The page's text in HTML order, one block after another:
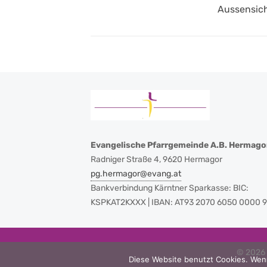
Previous
Evangelische Pfarrgemeinde A.B.
Radniger Straße 4, 9620 Hermagor
pg.hermagor@evang.at
Bankverbindung Kärntner Sparkasse: BIC:
KSPKAT2KXXX | IBAN: AT93 2070 6050 0000
© 2026
Diese Website benutzt Cookies.